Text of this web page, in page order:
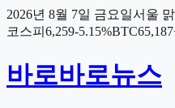
2026년 8월 7일 금요일서울
코스피 6,259-5.15%BTC65,187
바로바로뉴스